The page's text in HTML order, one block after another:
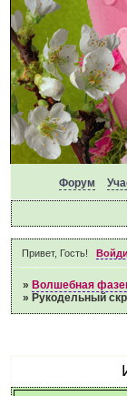
Форум
Привет, Гость!
» Волшебная
» Рукодельный